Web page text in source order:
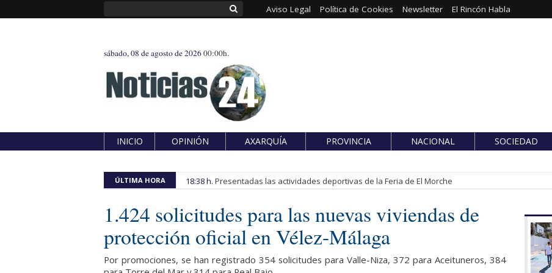
Aviso Legal Política de Cookies Newsletter El Rincón Habla
sábado, 08 de agosto de 202600:00h.
INICIO OPINIÓN AXARQUÍA PROVINCIA NACIONAL SOCIEDAD
ÚLTIMA HORA 18:38 h. Presentadas las actividades deportivas de la Feria de El Morche
1.424 solicitudes para las nuevas viviendas de
protección oficial en Vélez-Málaga
Por promociones, se han registrado 354 solicitudes para Valle-Niza, 372 para Aceituneros, 384